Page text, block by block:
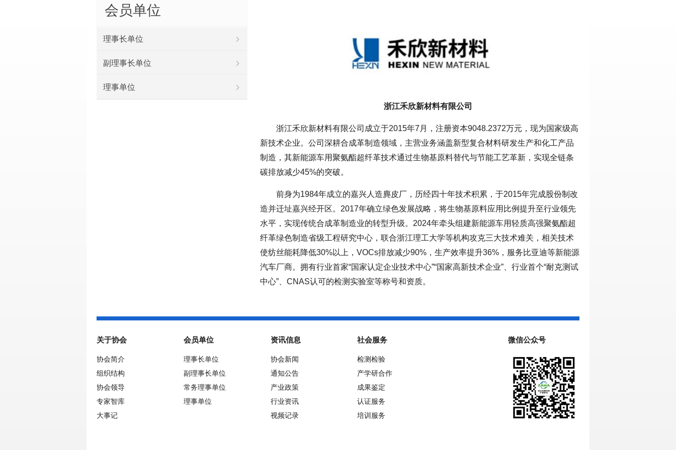
浙江禾欣新材料有限公司
浙江禾欣新材料有限公司成立于2015年7月，注册资本9048.2372万元，现为国家级高
新技术企业。公司深耕合成革制造领域，主营业务涵盖新型复合材料研发生产和化工产品
制造，其新能源车用聚氨酯超纤革技术通过生物基原料替代与节能工艺革新，实现全链条
碳排放减少45%的突破。
前身为1984年成立的嘉兴人造麂皮厂，历经四十年技术积累，于2015年完成股份制改
造并迁址嘉兴经开区。2017年确立绿色发展战略，将生物基原料应用比例提升至行业领先
水平，实现传统合成革制造业的转型升级。2024年牵头组建新能源车用轻质高强聚氨酯超
纤革绿色制造省级工程研究中心，联合浙江理工大学等机构攻克三大技术难关，相关技术
使纺丝能耗降低30%以上，VOCs排放减少90%，生产效率提升36%，服务比亚迪等新能源
汽车厂商。拥有行业首家“国家认定企业技术中心”“国家高新技术企业”、行业首个“耐克测试
中心”、CNAS认可的检测实验室等称号和资质。
会员单位
理事长单位
副理事长单位
理事单位
关于协会
协会简介
组织结构
协会领导
专家智库
大事记
会员单位
理事长单位
副理事长单位
常务理事单位
理事单位
资讯信息
协会新闻
通知公告
产业政策
行业资讯
视频记录
社会服务
检测检验
产学研合作
成果鉴定
认证服务
培训服务
微信公众号